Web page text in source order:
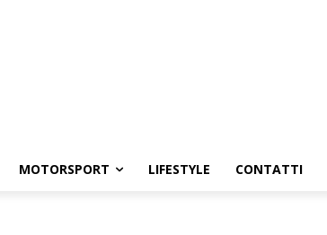
MOTORSPORT LIFESTYLE CONTATTI